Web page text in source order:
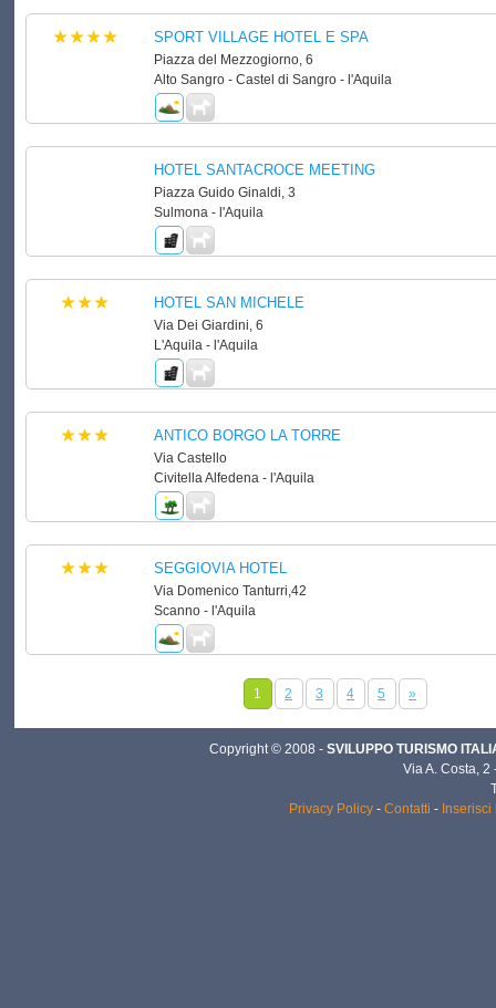
SPORT VILLAGE HOTEL E SPA
Piazza del Mezzogiorno, 6
Alto Sangro - Castel di Sangro - l'Aquila
HOTEL SANTACROCE MEETING
Piazza Guido Ginaldi, 3
Sulmona - l'Aquila
HOTEL SAN MICHELE
Via Dei Giardini, 6
L'Aquila - l'Aquila
ANTICO BORGO LA TORRE
Via Castello
Civitella Alfedena - l'Aquila
SEGGIOVIA HOTEL
Via Domenico Tanturri,42
Scanno - l'Aquila
1 2 3 4 5 »
Copyright © 2008 - SVILUPPO TURISMO
Via A. Costa,
Privacy Policy - Contatti -